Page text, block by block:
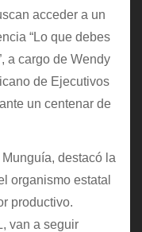
acceder a un
“Lo que debes
a cargo de Wendy
de Ejecutivos
un centenar de
destacó la
organismo estatal
productivo.
van a seguir